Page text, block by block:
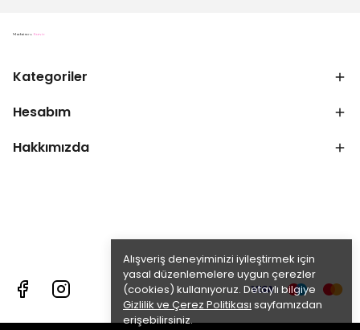
Alışveriş deneyiminizi iyileştirmek için
yasal düzenlemelere uygun çerezler
(cookies) kullanıyoruz. Detaylı bilgiye
Gizlilik ve Çerez Politikası sayfamızdan
erişebilirsiniz.
Kategoriler
Hesabım
Hakkımızda